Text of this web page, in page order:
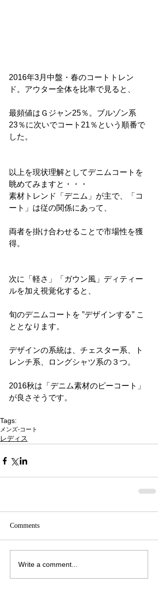
2016年3月中盤・春のコートトレン
ド。アウター全体を比率で見ると、
最頻値はＧジャン25％。ブルゾン系
23％に次いでコート21％という順番で
した。
以上を現状理解としてデニムコートを
眺めてみますと・・・
素材トレンド「デニム」が主で、「コ
ート」は従の関係にあって、
両者を掛け合わせることで市場性を獲
得。
次に「軽さ」「ガウン風」ディティー
ルを加え視覚化すると、
旬のデニムコートを ”デザインする” こ
ととなります。
デザインの系統は、チェスター系、ト
レンチ系、ロングシャツ系の３つ。
2016秋は「デニム素材のピーコート」
が良さそうです。
Tags:
メンズ-コート
レディス
Comments
Write a comment...